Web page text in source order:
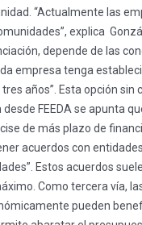
“Actualmente las
explica
depende de las
empresa tenga
años”. Esta opción sin
FEEDA se apunta
de más plazo de
acuerdos con
Estos acuerdos
Como tercera vía,
pueden